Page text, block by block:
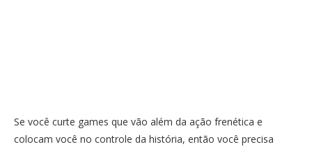
Se você curte games que vão além da ação frenética e
colocam você no controle da história, então você precisa